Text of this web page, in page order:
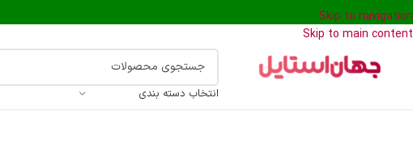
Skip to navigation
Skip to main content
انتخاب دسته بندی